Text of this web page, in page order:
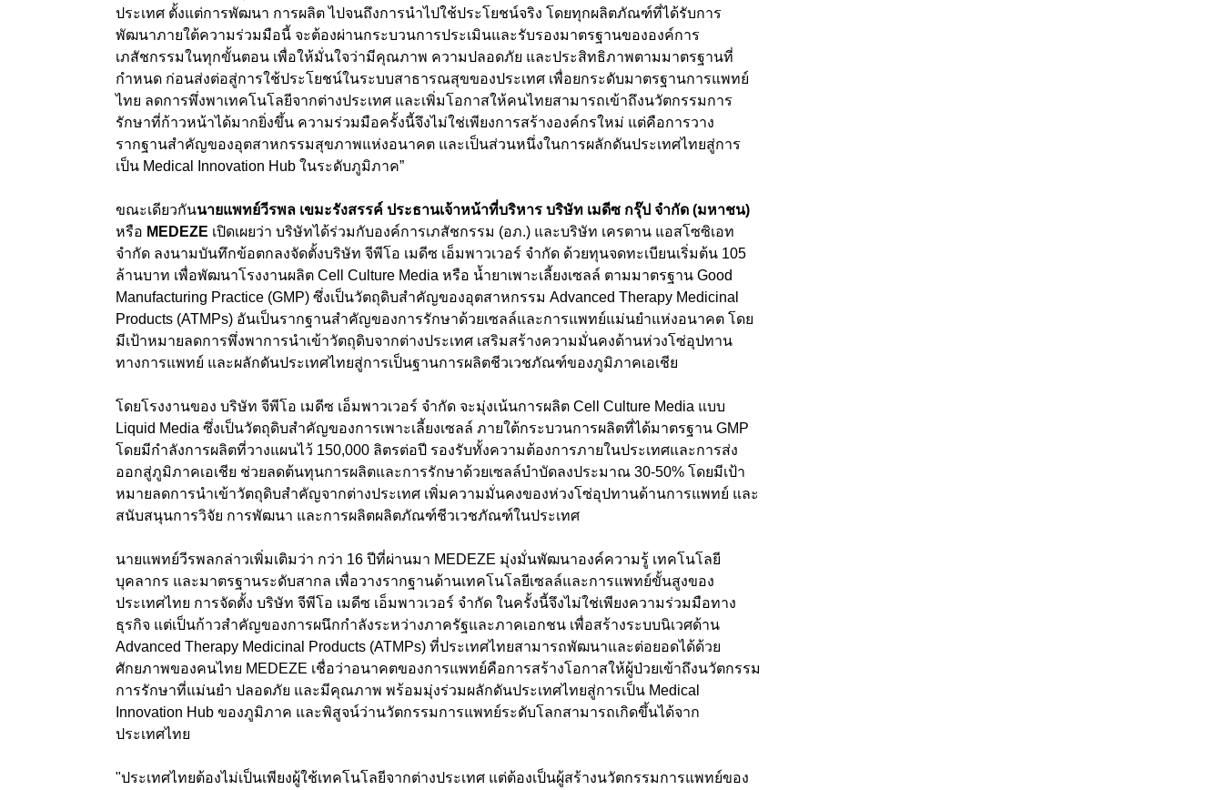
ประเทศ ตั้งแต่การพัฒนา การผลิต ไปจนถึงการนำไปใช้ประโยชน์จริง โดยทุกผลิตภัณฑ์ที่ได้รับการ
พัฒนาภายใต้ความร่วมมือนี้ จะต้องผ่านกระบวนการประเมินและรับรองมาตรฐานขององค์การ
เภสัชกรรมในทุกขั้นตอน เพื่อให้มั่นใจว่ามีคุณภาพ ความปลอดภัย และประสิทธิภาพตามมาตรฐานที่
กำหนด ก่อนส่งต่อสู่การใช้ประโยชน์ในระบบสาธารณสุขของประเทศ เพื่อยกระดับมาตรฐานการแพทย์
ไทย ลดการพึ่งพาเทคโนโลยีจากต่างประเทศ และเพิ่มโอกาสให้คนไทยสามารถเข้าถึงนวัตกรรมการ
รักษาที่ก้าวหน้าได้มากยิ่งขึ้น ความร่วมมือครั้งนี้จึงไม่ใช่เพียงการสร้างองค์กรใหม่ แต่คือการวาง
รากฐานสำคัญของอุตสาหกรรมสุขภาพแห่งอนาคต และเป็นส่วนหนึ่งในการผลักดันประเทศไทยสู่การ
เป็น Medical Innovation Hub ในระดับภูมิภาค”
ขณะเดียวกันนายแพทย์วีรพล เขมะรังสรรค์ ประธานเจ้าหน้าที่บริหาร บริษัท เมดีซ กรุ๊ป จำกัด (มหาชน)
หรือ MEDEZE เปิดเผยว่า บริษัทได้ร่วมกับองค์การเภสัชกรรม (อภ.) และบริษัท เครตาน แอสโซซิเอท
จำกัด ลงนามบันทึกข้อตกลงจัดตั้งบริษัท จีพีโอ เมดีซ เอ็มพาวเวอร์ จำกัด ด้วยทุนจดทะเบียนเริ่มต้น 105
ล้านบาท เพื่อพัฒนาโรงงานผลิต Cell Culture Media หรือ น้ำยาเพาะเลี้ยงเซลล์ ตามมาตรฐาน Good
Manufacturing Practice (GMP) ซึ่งเป็นวัตถุดิบสำคัญของอุตสาหกรรม Advanced Therapy Medicinal
Products (ATMPs) อันเป็นรากฐานสำคัญของการรักษาด้วยเซลล์และการแพทย์แม่นยำแห่งอนาคต โดย
มีเป้าหมายลดการพึ่งพาการนำเข้าวัตถุดิบจากต่างประเทศ เสริมสร้างความมั่นคงด้านห่วงโซ่อุปทาน
ทางการแพทย์ และผลักดันประเทศไทยสู่การเป็นฐานการผลิตชีวเวชภัณฑ์ของภูมิภาคเอเชีย
โดยโรงงานของ บริษัท จีพีโอ เมดีซ เอ็มพาวเวอร์ จำกัด จะมุ่งเน้นการผลิต Cell Culture Media แบบ
Liquid Media ซึ่งเป็นวัตถุดิบสำคัญของการเพาะเลี้ยงเซลล์ ภายใต้กระบวนการผลิตที่ได้มาตรฐาน GMP
โดยมีกำลังการผลิตที่วางแผนไว้ 150,000 ลิตรต่อปี รองรับทั้งความต้องการภายในประเทศและการส่ง
ออกสู่ภูมิภาคเอเชีย ช่วยลดต้นทุนการผลิตและการรักษาด้วยเซลล์บำบัดลงประมาณ 30-50% โดยมีเป้า
หมายลดการนำเข้าวัตถุดิบสำคัญจากต่างประเทศ เพิ่มความมั่นคงของห่วงโซ่อุปทานด้านการแพทย์ และ
สนับสนุนการวิจัย การพัฒนา และการผลิตผลิตภัณฑ์ชีวเวชภัณฑ์ในประเทศ
นายแพทย์วีรพลกล่าวเพิ่มเติมว่า กว่า 16 ปีที่ผ่านมา MEDEZE มุ่งมั่นพัฒนาองค์ความรู้ เทคโนโลยี
บุคลากร และมาตรฐานระดับสากล เพื่อวางรากฐานด้านเทคโนโลยีเซลล์และการแพทย์ขั้นสูงของ
ประเทศไทย การจัดตั้ง บริษัท จีพีโอ เมดีซ เอ็มพาวเวอร์ จำกัด ในครั้งนี้จึงไม่ใช่เพียงความร่วมมือทาง
ธุรกิจ แต่เป็นก้าวสำคัญของการผนึกกำลังระหว่างภาครัฐและภาคเอกชน เพื่อสร้างระบบนิเวศด้าน
Advanced Therapy Medicinal Products (ATMPs) ที่ประเทศไทยสามารถพัฒนาและต่อยอดได้ด้วย
ศักยภาพของคนไทย MEDEZE เชื่อว่าอนาคตของการแพทย์คือการสร้างโอกาสให้ผู้ป่วยเข้าถึงนวัตกรรม
การรักษาที่แม่นยำ ปลอดภัย และมีคุณภาพ พร้อมมุ่งร่วมผลักดันประเทศไทยสู่การเป็น Medical
Innovation Hub ของภูมิภาค และพิสูจน์ว่านวัตกรรมการแพทย์ระดับโลกสามารถเกิดขึ้นได้จาก
ประเทศไทย
"ประเทศไทยต้องไม่เป็นเพียงผู้ใช้เทคโนโลยีจากต่างประเทศ แต่ต้องเป็นผู้สร้างนวัตกรรมการแพทย์ของ